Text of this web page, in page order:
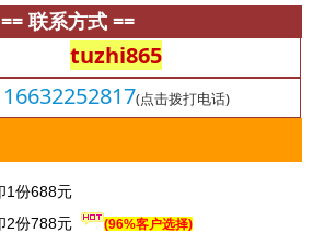
== 联系方式 ==
tuzhi865
16632252817(点击拨打电话)